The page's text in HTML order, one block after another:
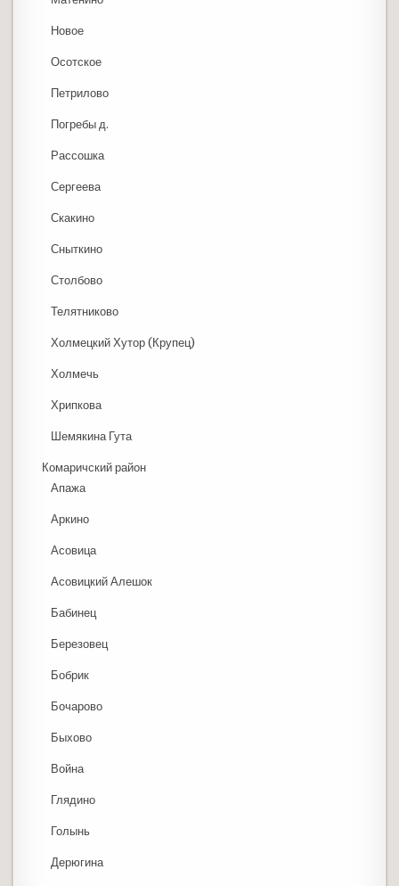
Новое
Осотское
Петрилово
Погребы д.
Рассошка
Сергеева
Скакино
Сныткино
Столбово
Телятниково
Холмецкий Хутор (Крупец)
Холмечь
Хрипкова
Шемякина Гута
Комаричский район
Апажа
Аркино
Асовица
Асовицкий Алешок
Бабинец
Березовец
Бобрик
Бочарово
Быхово
Война
Глядино
Голынь
Дерюгина